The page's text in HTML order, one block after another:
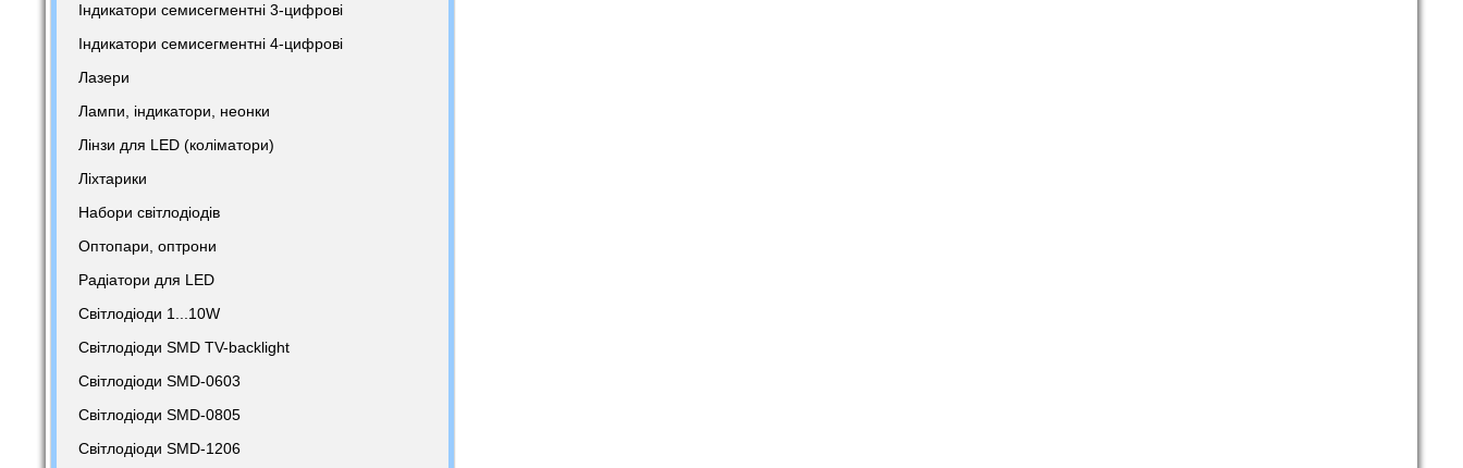
Індикатори семисегментні 3-цифрові
Індикатори семисегментні 4-цифрові
Лазери
Лампи, індикатори, неонки
Лінзи для LED (коліматори)
Ліхтарики
Набори світлодіодів
Оптопари, оптрони
Радіатори для LED
Світлодіоди 1...10W
Світлодіоди SMD TV-backlight
Світлодіоди SMD-0603
Світлодіоди SMD-0805
Світлодіоди SMD-1206